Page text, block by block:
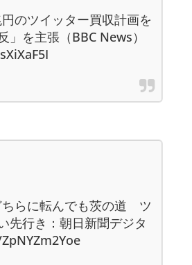
のツイッター買収計画を
を主張（BBC News）
ちらに転んでも茨の道 ツ
先行き：朝日新聞デジタ